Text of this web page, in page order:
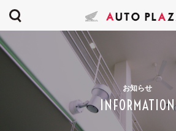
お知らせ
INFORMATION